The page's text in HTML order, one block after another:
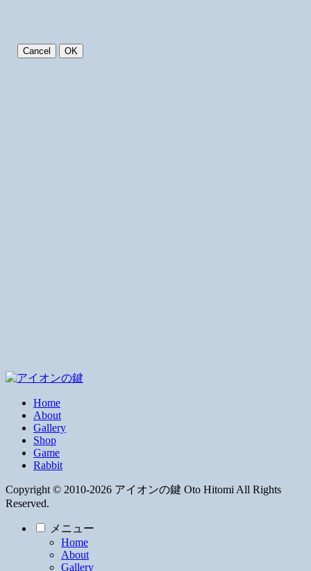
Home
About
Gallery
Shop
Game
Rabbit
Copyright © 2010-2026 アイオンの鍵 Oto Hitomi All Rights
Reserved.
メニュー
Home
About
Gallery